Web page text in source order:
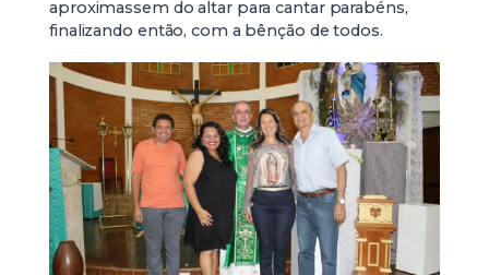
aproximassem do altar para cantar parabéns,
finalizando então, com a bênção de todos.